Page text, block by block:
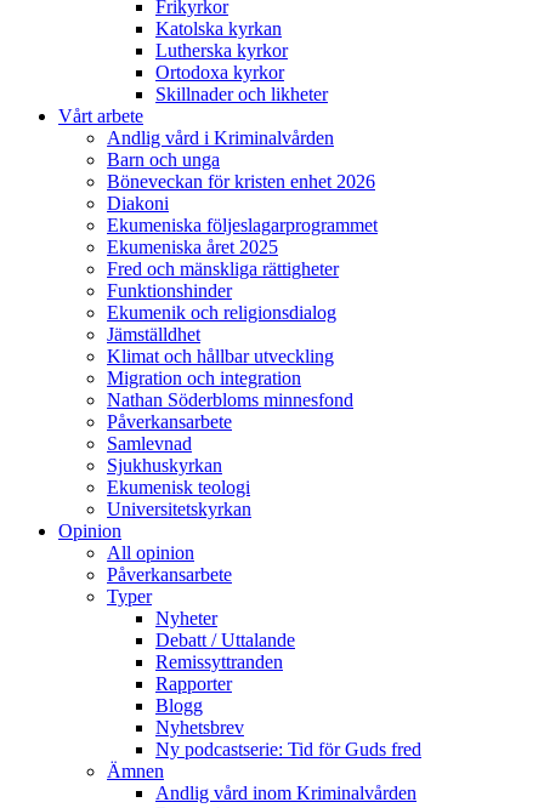
Frikyrkor
Katolska kyrkan
Lutherska kyrkor
Ortodoxa kyrkor
Skillnader och likheter
Vårt arbete
Andlig vård i Kriminalvården
Barn och unga
Böneveckan för kristen enhet 2026
Diakoni
Ekumeniska följeslagarprogrammet
Ekumeniska året 2025
Fred och mänskliga rättigheter
Funktionshinder
Ekumenik och religionsdialog
Jämställdhet
Klimat och hållbar utveckling
Migration och integration
Nathan Söderbloms minnesfond
Påverkansarbete
Samlevnad
Sjukhuskyrkan
Ekumenisk teologi
Universitetskyrkan
Opinion
All opinion
Påverkansarbete
Typer
Nyheter
Debatt / Uttalande
Remissyttranden
Rapporter
Blogg
Nyhetsbrev
Ny podcastserie: Tid för Guds fred
Ämnen
Andlig vård inom Kriminalvården